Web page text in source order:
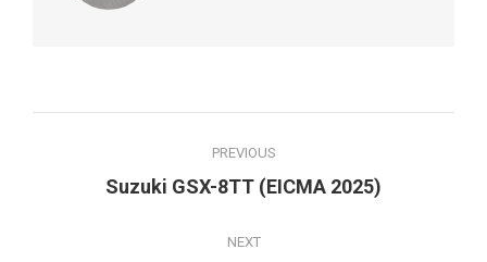
navigation
PREVIOUS
Previous
Suzuki GSX-8TT (EICMA 2025)
NEXT